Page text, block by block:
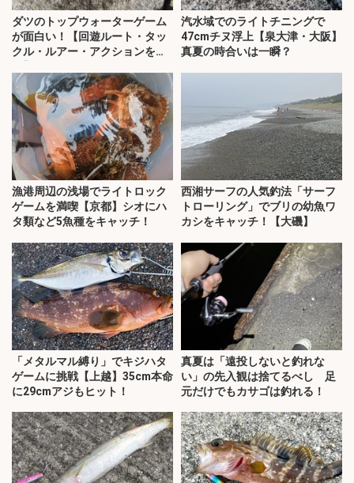
ダツのトップウォーターゲーム
が面白い！【回遊ルート・タッ
クル・ルアー・アクションを解
汽水域でのライトチニングで
47cmチヌ浮上【泉大津・大阪】
真夏の時合いは一瞬？
漁港周辺の浅場でライトロック
ゲームを満喫【京都】シオにハ
タ類など5魚種をキャッチ！
西湘サーフの人気釣法「サーフ
トローリング」でブリの幼魚ワ
カシをキャッチ！【大磯】
「メタルマル縛り」でキジハタ
ゲームに挑戦【上越】35cm本命
に29cmアジもヒット！
真夏は「遠投しないと釣れな
い」の先入観は捨てるべし 足
元だけでもカサゴは釣れる！